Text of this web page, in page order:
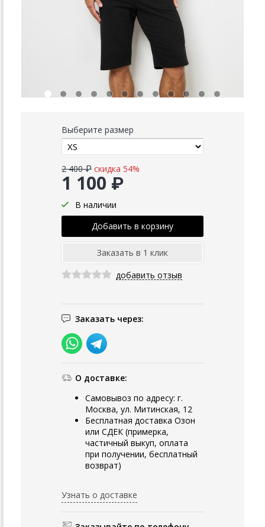
Выберите размер
1 100 ₽
2 400 ₽ скидка 54%
В наличии
добавить отзыв
Заказать через:
О доставке:
Самовывоз по адресу: г.
Москва, ул. Митинская, 12
Бесплатная доставка Озон
или СДЕК (примерка,
частичный выкуп, оплата
при получении, бесплатный
возврат)
Узнать о доставке